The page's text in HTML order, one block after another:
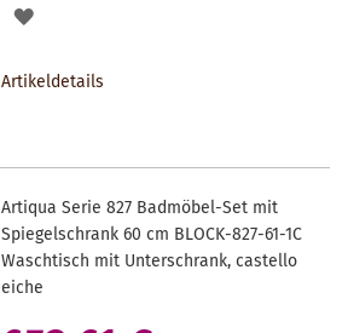
AUF
Artikeldetails
Artiqua Serie 827 Badmöbel-Set mit
Spiegelschrank 60 cm BLOCK-827-61-1C
Waschtisch mit Unterschrank, castello
eiche